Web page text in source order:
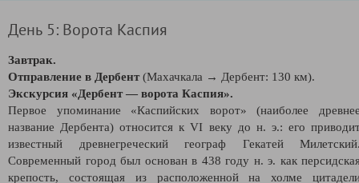
День 5: Ворота Каспия
Завтрак.
Отправление в Дербент(Махачкала → Дербент: 130 км).
Экскурсия «Дербент — ворота Каспия».
Первое упоминание «Каспийских ворот» (наиболее
название Дербента) относится к VI веку до н. э.: его
известный древнегреческий географ Гекатей
Современный город был основан в 438 году н. э. как
крепость, состоящая из расположенной на холме